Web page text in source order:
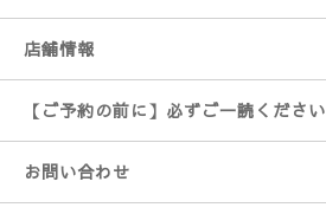
店舗情報
【ご予約の前に】必ずご一読ください
お問い合わせ